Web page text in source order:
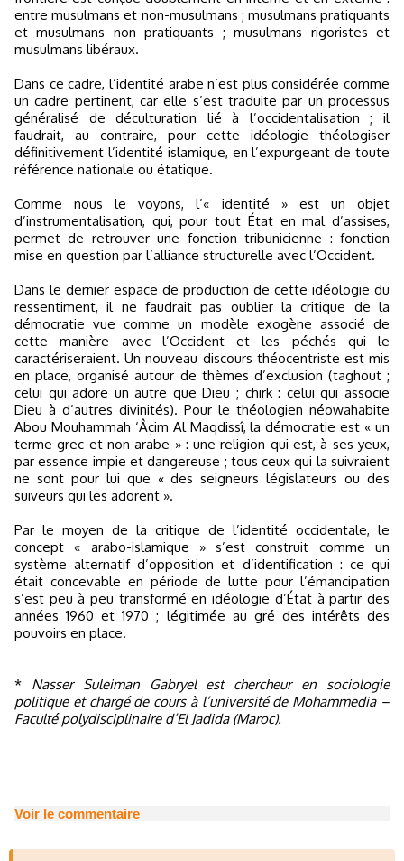
entre musulmans et non-musulmans ; musulmans pratiquants
et musulmans non pratiquants ; musulmans rigoristes et
musulmans libéraux.
Dans ce cadre, l’identité arabe n’est plus considérée comme
un cadre pertinent, car elle s’est traduite par un processus
généralisé de déculturation lié à l’occidentalisation ; il
faudrait, au contraire, pour cette idéologie théologiser
définitivement l’identité islamique, en l’expurgeant de toute
référence nationale ou étatique.
Comme nous le voyons, l’« identité » est un objet
d’instrumentalisation, qui, pour tout État en mal d’assises,
permet de retrouver une fonction tribunicienne : fonction
mise en question par l’alliance structurelle avec l’Occident.
Dans le dernier espace de production de cette idéologie du
ressentiment, il ne faudrait pas oublier la critique de la
démocratie vue comme un modèle exogène associé de
cette manière avec l’Occident et les péchés qui le
caractériseraient. Un nouveau discours théocentriste est mis
en place, organisé autour de thèmes d’exclusion (taghout ;
celui qui adore un autre que Dieu ; chirk : celui qui associe
Dieu à d’autres divinités). Pour le théologien néowahabite
Abou Mouhammah ‘Âçim Al Maqdissî, la démocratie est « un
terme grec et non arabe » : une religion qui est, à ses yeux,
par essence impie et dangereuse ; tous ceux qui la suivraient
ne sont pour lui que « des seigneurs législateurs ou des
suiveurs qui les adorent ».
Par le moyen de la critique de l’identité occidentale, le
concept « arabo-islamique » s’est construit comme un
système alternatif d’opposition et d’identification : ce qui
était concevable en période de lutte pour l’émancipation
s’est peu à peu transformé en idéologie d’État à partir des
années 1960 et 1970 ; légitimée au gré des intérêts des
pouvoirs en place.
* Nasser Suleiman Gabryel est chercheur en sociologie
politique et chargé de cours à l’université de Mohammedia –
Faculté polydisciplinaire d’El Jadida (Maroc).
Voir le commentaire